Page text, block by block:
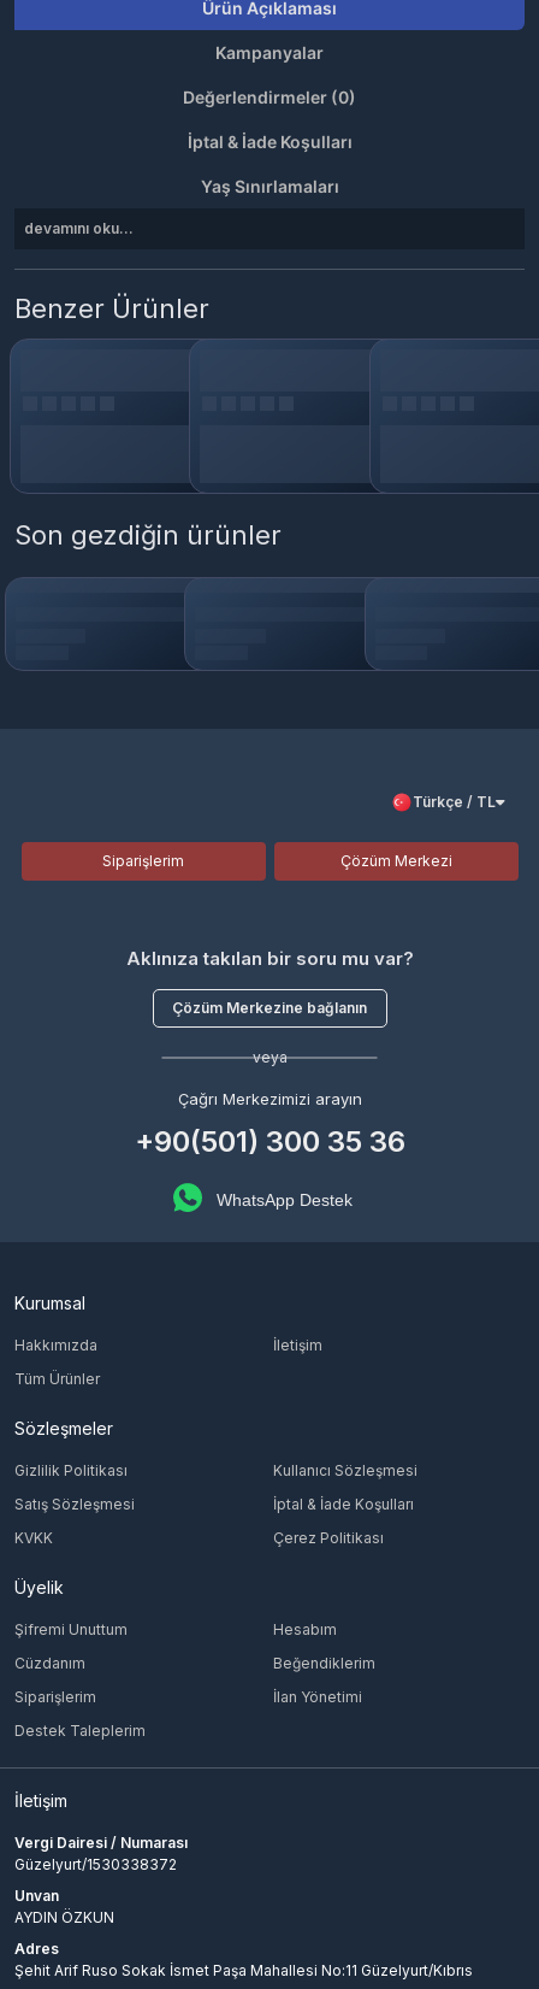
Ürün Açıklaması
Kampanyalar
Değerlendirmeler (0)
İptal & İade Koşulları
Yaş Sınırlamaları
devamını oku...
Benzer Ürünler
Son gezdiğin ürünler
Türkçe / TL
Siparişlerim Çözüm Merkezi
Aklınıza takılan bir soru mu var?
Çözüm Merkezine bağlanın
veya
Çağrı Merkezimizi arayın
+90(501) 300 35 36
WhatsApp Destek
Kurumsal
Hakkımızda
İletişim
Tüm Ürünler
Sözleşmeler
Gizlilik Politikası
Kullanıcı Sözleşmesi
Satış Sözleşmesi
İptal & İade Koşulları
KVKK
Çerez Politikası
Üyelik
Şifremi Unuttum
Hesabım
Cüzdanım
Beğendiklerim
Siparişlerim
İlan Yönetimi
Destek Taleplerim
İletişim
Vergi Dairesi / Numarası
Güzelyurt/1530338372
Unvan
AYDIN ÖZKUN
Adres
Şehit Arif Ruso Sokak İsmet Paşa Mahallesi No:11 Güzelyurt/Kıbrıs